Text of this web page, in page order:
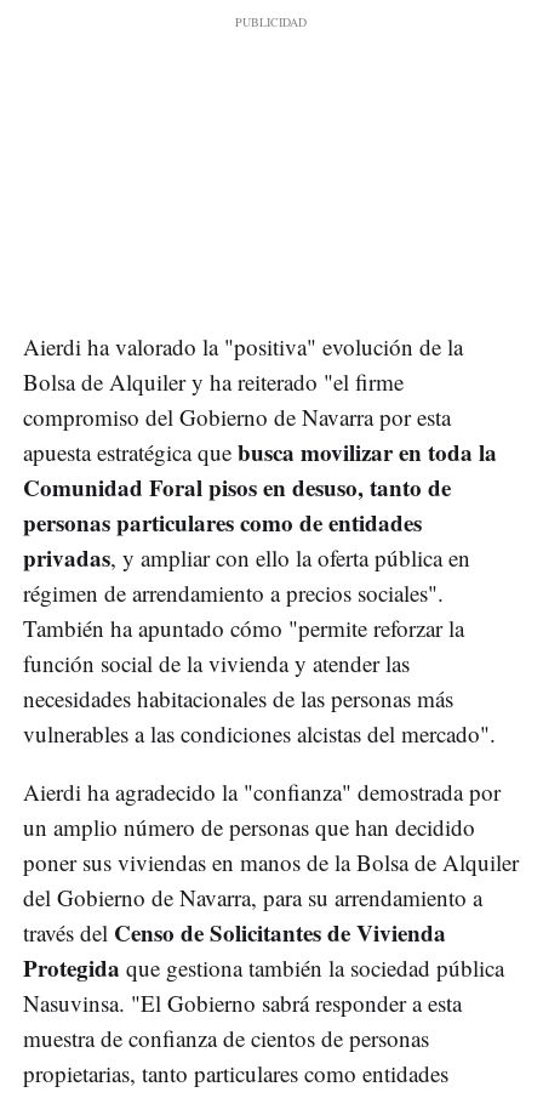
Aierdi ha valorado la "positiva" evolución de la
Bolsa de Alquiler y ha reiterado "el firme
compromiso del Gobierno de Navarra por esta
apuesta estratégica que busca movilizar en toda la
Comunidad Foral pisos en desuso, tanto de
personas particulares como de entidades
privadas, y ampliar con ello la oferta pública en
régimen de arrendamiento a precios sociales".
También ha apuntado cómo "permite reforzar la
función social de la vivienda y atender las
necesidades habitacionales de las personas más
vulnerables a las condiciones alcistas del mercado".
Aierdi ha agradecido la "confianza" demostrada por
un amplio número de personas que han decidido
poner sus viviendas en manos de la Bolsa de Alquiler
del Gobierno de Navarra, para su arrendamiento a
través del Censo de Solicitantes de Vivienda
Protegida que gestiona también la sociedad pública
Nasuvinsa. "El Gobierno sabrá responder a esta
muestra de confianza de cientos de personas
propietarias, tanto particulares como entidades